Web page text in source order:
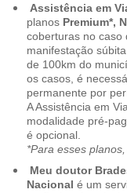
Assistência em
planos Premium*,
coberturas no caso
manifestação
de 100km do
os casos, é
permanente por
A Assistência em
modalidade pré-
é opcional.
*Para esses
Meu doutor
Nacional é um